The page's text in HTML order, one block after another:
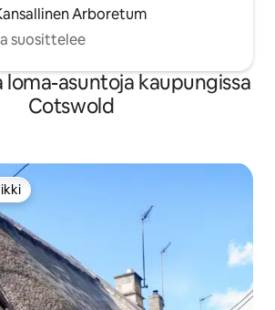
Arboretum
suosittelee
asuntoja kaupungissa
Cotswold
parhaimmistoa